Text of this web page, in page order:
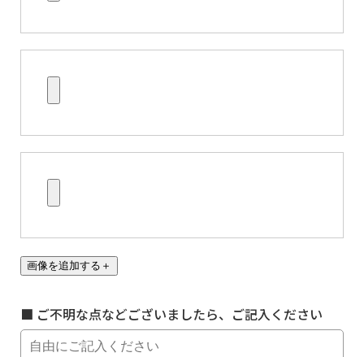
■ ご不明な点などございましたら、ご記入ください